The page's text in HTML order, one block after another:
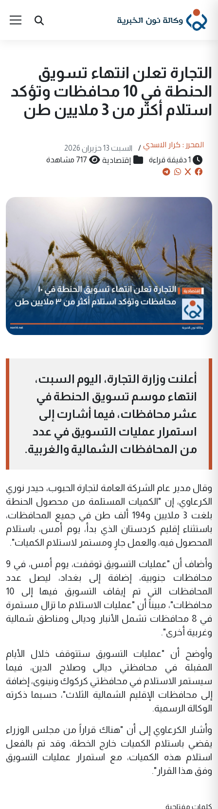
التجارة تعلن انتهاء تسويق
الحنطة في 10 محافظات وتؤكد
استلام أكثر من 3 ملايين طن
المحرر : كرار الاسدي /
السبت 13 حزيران 2026
1 دقيقة قراءة
إقتصادية 717 مشاهدة
أعلنت وزارة التجارة، اليوم السبت،
انتهاء موسم تسويق الحنطة في
عشر محافظات، فيما أشارت إلى
استمرار عمليات التسويق في عدد
من المحافظات الشمالية والغربية.
وقال مدير عام الشركة العامة لتجارة الحبوب، حيدر نوري
الكرعاوي، إن "الكميات المستلمة من محصول الحنطة
بلغت 3 ملايين و194 ألف طن في جميع المحافظات،
باستثناء إقليم كردستان الذي بدأ، يوم أمس، باستلام
المحصول فيه، والعمل جارٍ ومستمر لاستلام الكميات".
وأضاف أن "عمليات التسويق توقفت، يوم أمس، في 9
محافظات جنوبية، إضافة إلى بغداد، ليصل عدد
المحافظات التي تم إيقاف التسويق فيها إلى 10
محافظات"، مبيناً أن "عمليات الاستلام ما تزال مستمرة
في 8 محافظات تشمل الأنبار وديالى ومناطق شمالية
وغربية أخرى".
وأوضح أن "عمليات التسويق ستتوقف خلال الأيام
المقبلة في محافظتي ديالى وصلاح الدين، فيما
سيستمر الاستلام في محافظتي كركوك ونينوى، إضافة
إلى محافظات الإقليم الشمالية الثلاث"، حسبما ذكرته
الوكالة الرسمية.
وأشار الكرعاوي إلى أن "هناك قراراً من مجلس الوزراء
يقضي باستلام الكميات خارج الخطة، وقد تم بالفعل
استلام هذه الكميات، مع استمرار عمليات التسويق
وفق هذا القرار".
كلمات مفتاحية